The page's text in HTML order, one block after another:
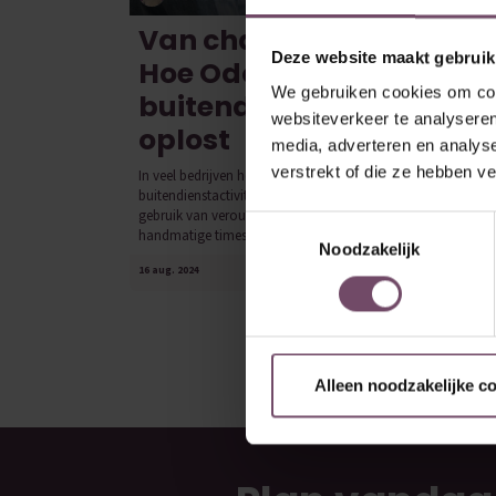
Deze website maakt
We gebruiken cookies om
websiteverkeer te
media, adverteren en
verstrekt of die ze hebben
Noodzakelijk
Alleen noodzakelijke
Van chaos naar controle:
Hoe Odoo
buitendienstproblemen
oplost
In veel bedrijven heerst chaos in het beheren van
buitendienstactiviteiten. Deze chaos ontstaat vaak door het
gebruik van verouderde en inefficiënte methoden zoals
handmatige timesheets, planningen op...
16 aug. 2024